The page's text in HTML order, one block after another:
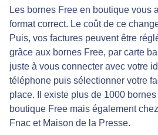
Les bornes Free en boutique vous
format correct. Le coût de ce
Puis, vos factures peuvent être
grâce aux bornes Free, par carte
juste à vous connecter avec votre
téléphone puis sélectionner votre
place. Il existe plus de 1000
boutique Free mais également
Fnac et Maison de la Presse.